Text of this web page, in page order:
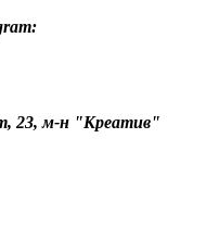
23, м-н "Креатив"